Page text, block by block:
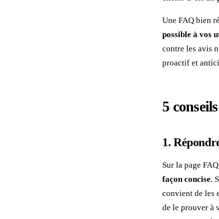
Une FAQ bien
possible à vos
contre les avis
proactif et
5
1.
Sur la page
façon concise.
convient de les
de le prouver à